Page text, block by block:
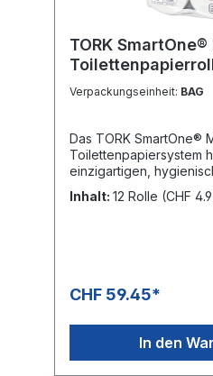
TORK SmartOne®
Verpackungseinheit: BAG
Das TORK SmartOne®
Toilettenpapiersystem
einzigartigen,
Einzelblattentnahme,
Vergleich zu
für anspruchsvolle
der raschen
das Risiko verstopfter
Inhalt: 12 Rolle (CHF
CHF 59.45*
In den